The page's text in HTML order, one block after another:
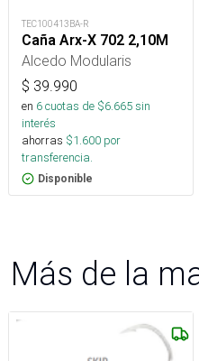
TEC100413BA-R
Caña Arx-X 702 2,10M
Alcedo Modularis
$ 39.990
en 6cuotas de $6.665sin
interés
ahorras $1.600 por
transferencia.
Disponible
Más de la